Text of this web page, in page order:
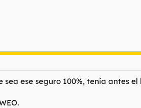
sea ese seguro 100%, tenía antes